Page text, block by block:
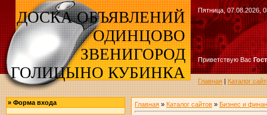
ДОСКА ОБЪЯВЛЕНИЙ
ОДИНЦОВО
ЗВЕНИГОРОД
ГОЛИЦЫНО КУБИНКА
Пятница, 07.08.2026,
Приветствую Вас
Главная|Каталог
» Форма входа Главная» Каталог сайтов» Бизнес и